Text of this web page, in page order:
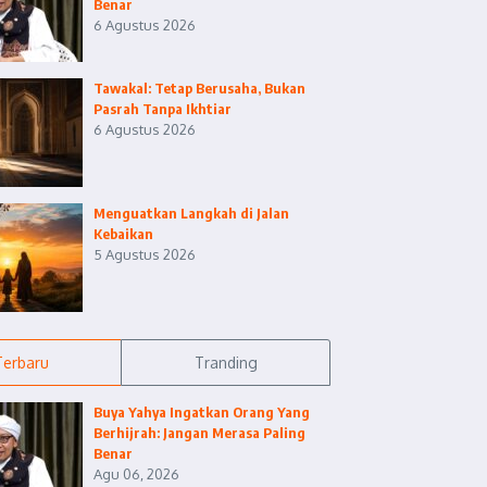
Benar
6 Agustus 2026
Tawakal: Tetap Berusaha, Bukan
Pasrah Tanpa Ikhtiar
6 Agustus 2026
Menguatkan Langkah di Jalan
Kebaikan
5 Agustus 2026
Tranding
Buya Yahya Ingatkan Orang Yang
Berhijrah: Jangan Merasa Paling
Benar
Agu 06, 2026